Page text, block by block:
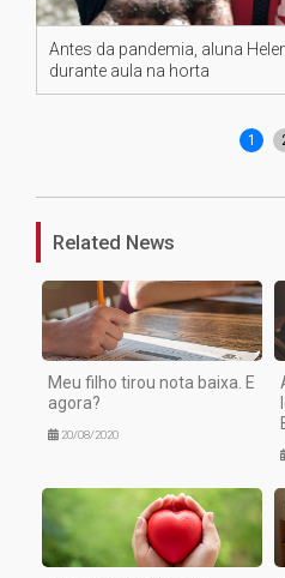
Antes da pandemia, aluna
durante aula na horta
1
Related News
Meu filho tirou nota baixa. E
agora?
20/08/2020